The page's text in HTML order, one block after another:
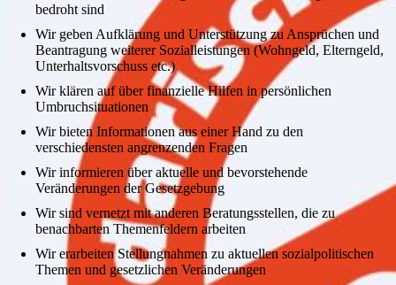
bedroht sind
Wir geben Aufklärung und Unterstützung zu Ansprüchen und
Beantragung weiterer Sozialleistungen (Wohngeld, Elterngeld,
Unterhaltsvorschuss etc.)
Wir klären auf über finanzielle Hilfen in persönlichen
Umbruchsituationen
Wir bieten Informationen aus einer Hand zu den
verschiedensten angrenzenden Fragen
Wir informieren über aktuelle und bevorstehende
Veränderungen der Gesetzgebung
Wir sind vernetzt mit anderen Beratungsstellen, die zu
benachbarten Themenfeldern arbeiten
Wir erarbeiten Stellungnahmen zu aktuellen sozialpolitischen
Themen und gesetzlichen Veränderungen